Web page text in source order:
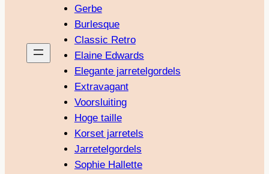
Gerbe
Burlesque
Classic Retro
Elaine Edwards
Elegante jarretelgordels
Extravagant
Voorsluiting
Hoge taille
Korset jarretels
Jarretelgordels
Sophie Hallette